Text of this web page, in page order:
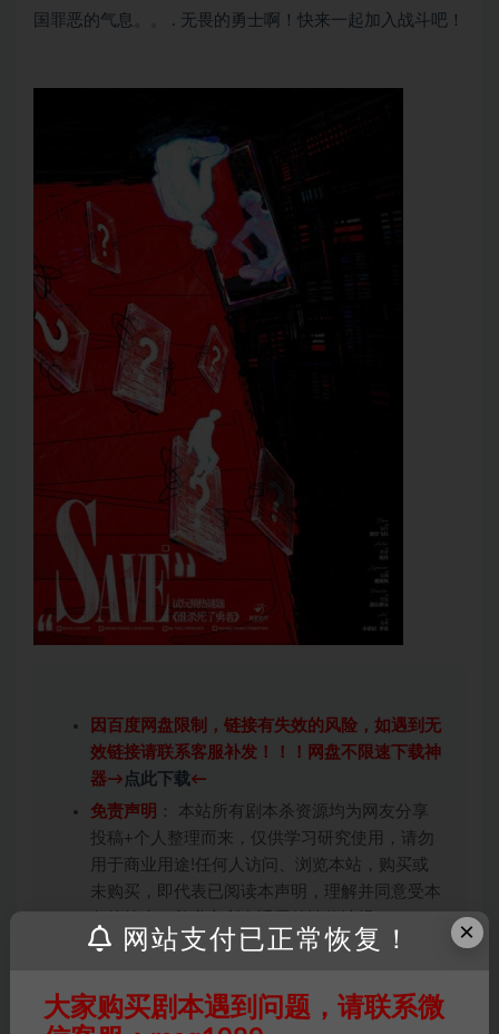
国罪恶的气息。。 . 无畏的勇士啊！快来一起加入战斗吧！
因百度网盘限制，链接有失效的风险，如遇到无
效链接请联系客服补发！！！网盘不限速下载神
器→ 点此下载←
免责声明 ： 本站所有剧本杀资源均为网友分享
投稿+个人整理而来，仅供学习研究使用，请勿
用于商业用途!任何人访问、浏览本站，购买或
未购买，即代表已阅读本声明，理解并同意受本
版权归属：本站提供的任何剧本杀资源内容的版
件通知并提供相关证实资料至邮箱
×
网站支付已正常恢复！
大家购买剧本遇到问题，请联系微